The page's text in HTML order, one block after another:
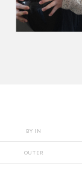
BY IN
OUTER